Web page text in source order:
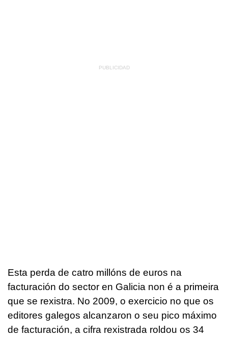
Esta perda de catro millóns de euros na
facturación do sector en Galicia non é a primeira
que se rexistra. No 2009, o exercicio no que os
editores galegos alcanzaron o seu pico máximo
de facturación, a cifra rexistrada roldou os 34